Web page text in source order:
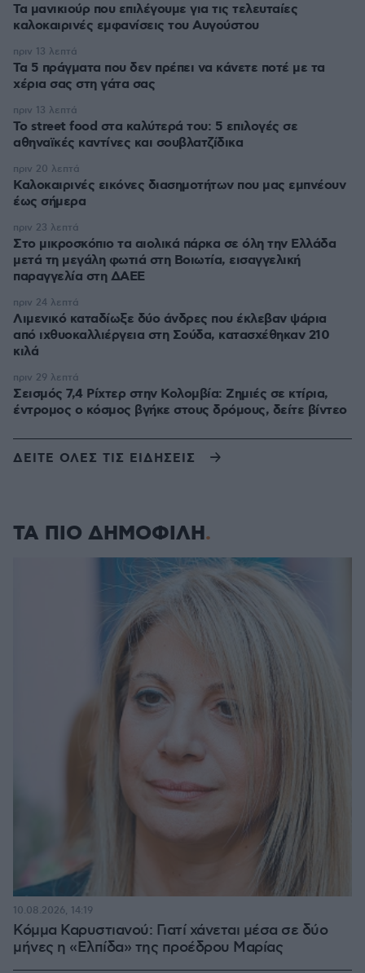
Τα μανικιούρ που επιλέγουμε για τις τελευταίες
καλοκαιρινές εμφανίσεις του Αυγούστου
Τα 5 πράγματα που δεν πρέπει να κάνετε ποτέ με τα
χέρια σας στη γάτα σας
πριν 13 λεπτά
Το street food στα καλύτερά του: 5 επιλογές σε
αθηναϊκές καντίνες και σουβλατζίδικα
πριν 13 λεπτά
Καλοκαιρινές εικόνες διασημοτήτων που μας εμπνέουν
έως σήμερα
πριν 20 λεπτά
Στο μικροσκόπιο τα αιολικά πάρκα σε όλη την Ελλάδα
μετά τη μεγάλη φωτιά στη Βοιωτία, εισαγγελική
παραγγελία στη ΔΑΕΕ
πριν 23 λεπτά
Λιμενικό καταδίωξε δύο άνδρες που έκλεβαν ψάρια
από ιχθυοκαλλιέργεια στη Σούδα, κατασχέθηκαν 210
κιλά
πριν 24 λεπτά
Σεισμός 7,4 Ρίχτερ στην Κολομβία: Ζημιές σε κτίρια,
έντρομος ο κόσμος βγήκε στους δρόμους, δείτε βίντεο
πριν 29 λεπτά
ΔΕΙΤΕ ΟΛΕΣ ΤΙΣ ΕΙΔΗΣΕΙΣ
ΤΑ ΠΙΟ ΔΗΜΟΦΙΛΗ
Κόμμα Καρυστιανού: Γιατί χάνεται μέσα σε δύο
μήνες η «Ελπίδα» της προέδρου Μαρίας
10.08.2026, 14:19